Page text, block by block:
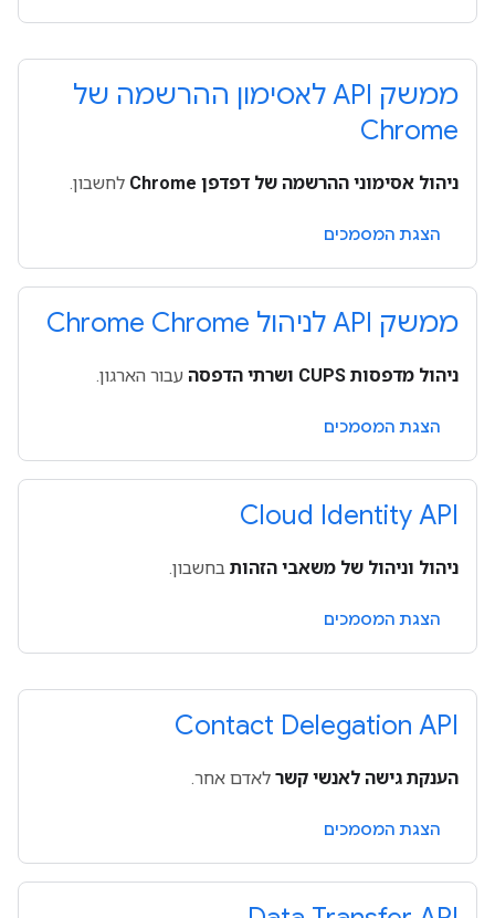
ממשק API לאסימון ההרשמה של
Chrome
ניהול אסימוני ההרשמה של דפדפן Chrome לחשבון.
הצגת המסמכים
ממשק API לניהול Chrome Chrome
ניהול מדפסות CUPS ושרתי הדפסה עבור הארגון.
הצגת המסמכים
Cloud Identity API
ניהול וניהול של משאבי הזהות בחשבון.
הצגת המסמכים
Contact Delegation API
הענקת גישה לאנשי קשר לאדם אחר.
הצגת המסמכים